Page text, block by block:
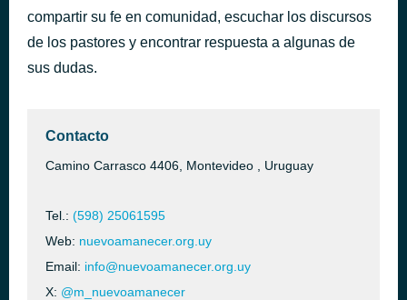
compartir su fe en comunidad, escuchar los discursos
de los pastores y encontrar respuesta a algunas de
sus dudas.
Contacto
Camino Carrasco 4406, Montevideo , Uruguay
Tel.: (598) 25061595
Web: nuevoamanecer.org.uy
Email: info@nuevoamanecer.org.uy
X: @m_nuevoamanecer